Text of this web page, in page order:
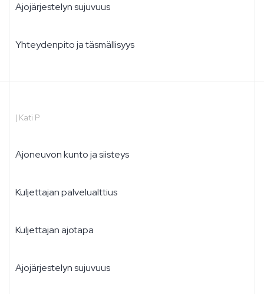
Ajojärjestelyn sujuvuus
Yhteydenpito ja täsmällisyys
| Kati P
Ajoneuvon kunto ja siisteys
Kuljettajan palvelualttius
Kuljettajan ajotapa
Ajojärjestelyn sujuvuus